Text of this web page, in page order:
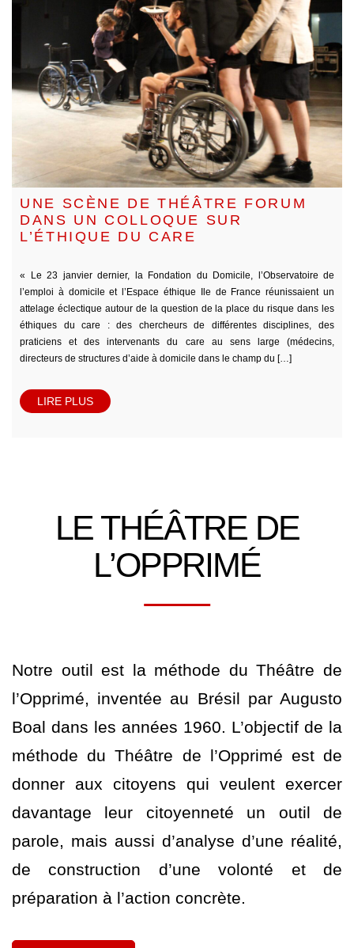
UNE SCÈNE DE THÉÂTRE FORUM
DANS UN COLLOQUE SUR
L’ÉTHIQUE DU CARE
« Le 23 janvier dernier, la Fondation du Domicile, l’Observatoire de
l’emploi à domicile et l’Espace éthique Ile de France réunissaient un
attelage éclectique autour de la question de la place du risque dans les
éthiques du care : des chercheurs de différentes disciplines, des
praticiens et des intervenants du care au sens large (médecins,
directeurs de structures d’aide à domicile dans le champ du […]
LIRE PLUS
LE THÉÂTRE DE
L’OPPRIMÉ
Notre outil est la méthode du Théâtre de
l’Opprimé, inventée au Brésil par Augusto
Boal dans les années 1960. L’objectif de la
méthode du Théâtre de l’Opprimé est de
donner aux citoyens qui veulent exercer
davantage leur citoyenneté un outil de
parole, mais aussi d’analyse d’une réalité,
de construction d’une volonté et de
préparation à l’action concrète.